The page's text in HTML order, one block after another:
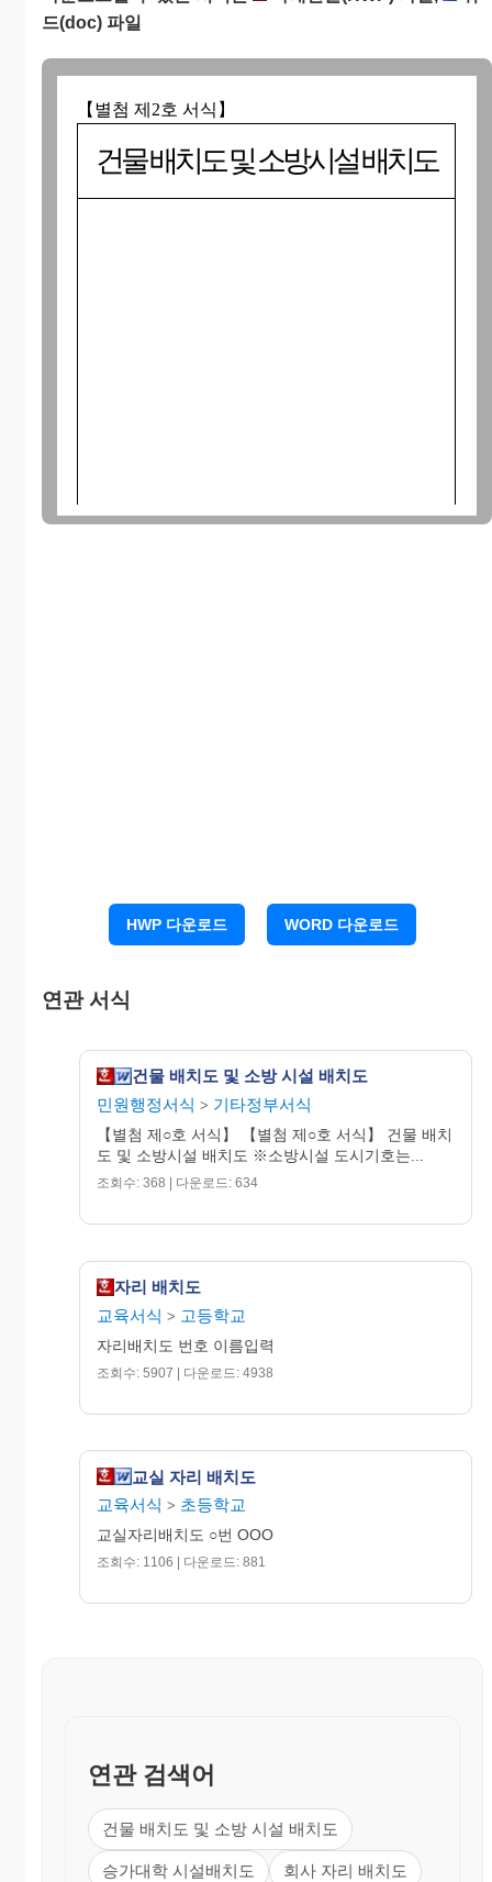
드(doc) 파일
【별첨 제2호 서식】
건물 배치도 및 소방시설 배치도
※소방시설 도시기호는 소방안전표시규정에 의
한다.
HWP 다운로드 WORD 다운로드
연관 서식
건물 배치도 및 소방 시설 배치도
민원행정서식 > 기타정부서식
【별첨 제○호 서식】 【별첨 제○호 서식】 건물 배치
도 및 소방시설 배치도 ※소방시설 도시기호는...
조회수: 368 | 다운로드: 634
자리 배치도
교육서식 > 고등학교
자리배치도 번호 이름입력
조회수: 5907 | 다운로드: 4938
교실 자리 배치도
교육서식 > 초등학교
교실자리배치도 ○번 OOO
조회수: 1106 | 다운로드: 881
연관 검색어
건물 배치도 및 소방 시설 배치도
승가대학 시설배치도 회사 자리 배치도